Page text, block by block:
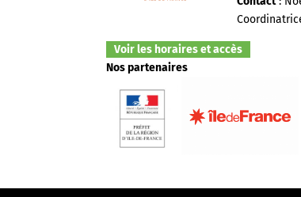
Voir les horaires et accès
Nos partenaires